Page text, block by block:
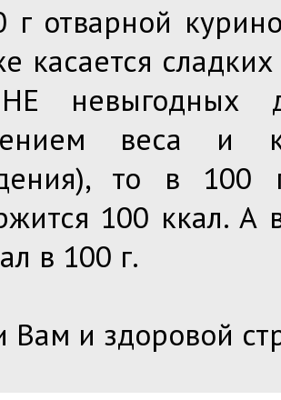
г отварной
касается
невыгодных
веса и
то в 100
100 ккал. А
в 100 г.
Вам и здоровой